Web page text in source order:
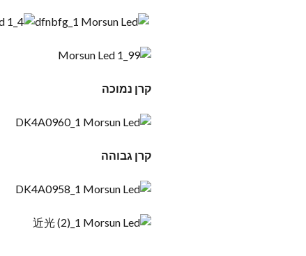
קרן נמוכה
קרן גבוהה